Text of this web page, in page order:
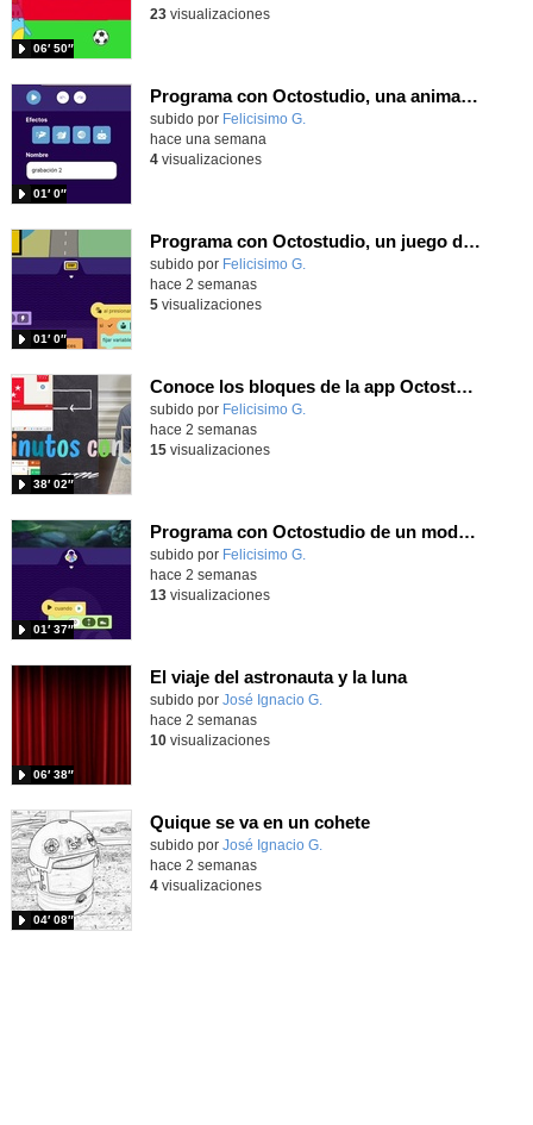
06′ 50″
23visualizaciones
Programa con Octostudio, una animación utilizando la cámara para una foto y audio y texto para comunicar.
Contenido educativo.
subido por Felicisimo G.
01′ 0″
hace una semana
4visualizaciones
Programa con Octostudio, un juego de Educación Víal cruzando un paso de cebra.
Contenido educativo.
subido por Felicisimo G.
01′ 0″
hace 2 semanas
5visualizaciones
Conoce los bloques de la app Octostudio, gratuito, offline y para tu tablet y móvil - Contenido educativo
Contenido educativo.
subido por Felicisimo G.
38′ 02″
hace 2 semanas
15visualizaciones
Programa con Octostudio de un modo sencillo, offline y gratuito
Contenido educativo.
subido por Felicisimo G.
01′ 37″
hace 2 semanas
13visualizaciones
El viaje del astronauta y la luna
Contenido educativo.
subido por José Ignacio G.
06′ 38″
hace 2 semanas
10visualizaciones
Quique se va en un cohete
Contenido educativo.
subido por José Ignacio G.
04′ 08″
hace 2 semanas
4visualizaciones